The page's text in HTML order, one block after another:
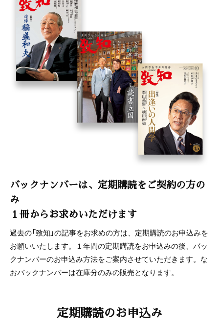
致知随想
久保利英明 「禍福はあざなえる縄のごとし」
久米徳男 「勇気を失うことはすべてを失うこと」
熊倉功夫 「和食文化の隆興を図る」
稲垣美穂子 「夢見る力は生き抜く力」
水尾嘉孝 「熱意で夢は叶う」
早川周吾 「漢方で治す」
追悼・伊與田覺先生
BOOKS[書評]
本屋さんへ行こう
致知人間学講演会
まんが＜うちの社長の器学＞
バックナンバーは、定期購読をご契約の方の
み
１冊からお求めいただけます
過去の「致知」の記事をお求めの方は、定期購読のお申込みを
お願いいたします。１年間の定期購読をお申込みの後、バッ
クナンバーのお申込み方法をご案内させていただきます。な
おバックナンバーは在庫分のみの販売となります。
定期購読のお申込み